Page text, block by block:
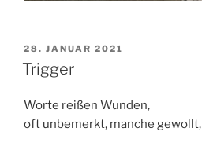
VERÖFFENTLICHT
AM
28. JANUAR 2021
Trigger
Worte reißen Wunden,
oft unbemerkt, manche gewollt,